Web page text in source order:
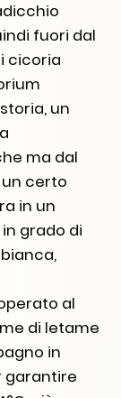
fuori dal
cicoria
un
ma dal
certo
in un
grado di
al
di letame
in
garantire